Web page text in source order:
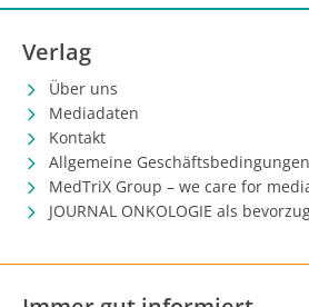
Verlag
Über uns
Mediadaten
Kontakt
Allgemeine Geschäftsbedingungen
MedTriX Group – we care for
JOURNAL ONKOLOGIE als